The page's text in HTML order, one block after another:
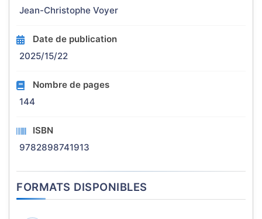
Jean-Christophe Voyer
Date de publication
2025/15/22
Nombre de pages
144
ISBN
9782898741913
FORMATS DISPONIBLES